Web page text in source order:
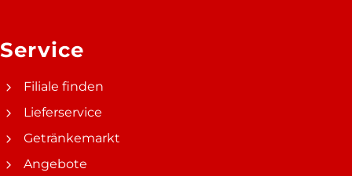
Service
Filiale finden
Lieferservice
Getränkemarkt
Angebote